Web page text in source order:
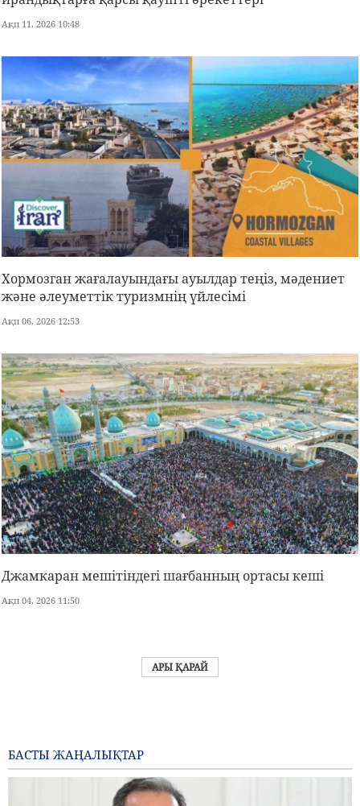
Ақп 11, 2026 10:48
Хормозган жағалауындағы ауылдар теңіз, мәдениет
және әлеуметтік туризмнің үйлесімі
Ақп 06, 2026 12:53
Джамкаран мешітіндегі шағбанның ортасы кеші
Ақп 04, 2026 11:50
АРЫ ҚАРАЙ
БАСТЫ ЖАҢАЛЫҚТАР